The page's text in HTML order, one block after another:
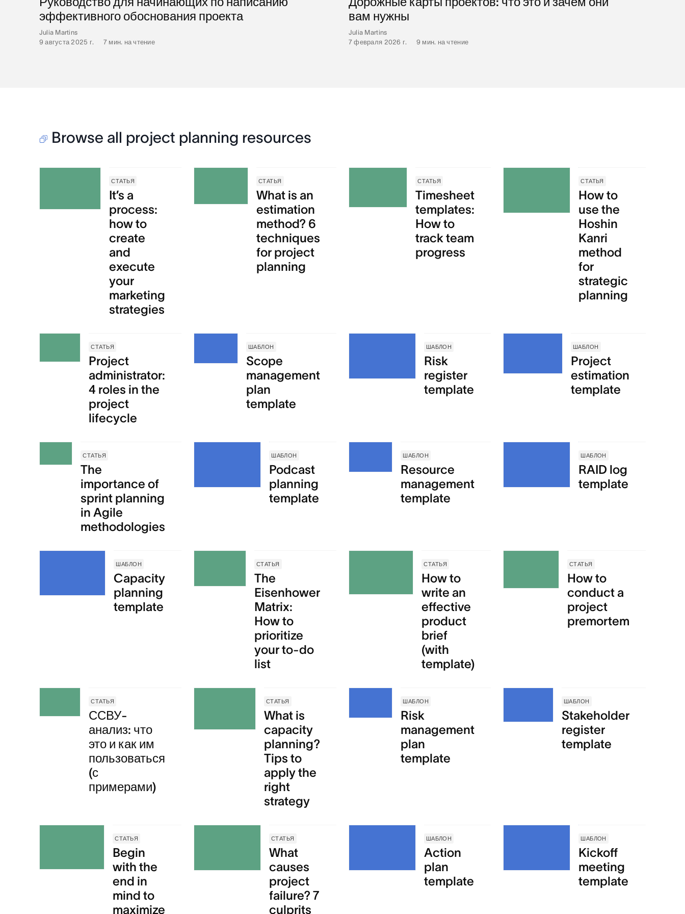
эффективного обоснования проекта
Julia Martins
9 августа 2025 г.
7 мин. на чтение
вам нужны
Julia Martins
7 февраля 2026 г.
9 мин. на чтение
Browse all project planning resources
СТАТЬЯ
It’s a
process:
how to
create
and
execute
your
marketing
strategies
СТАТЬЯ
What is an
estimation
method? 6
techniques
for project
planning
СТАТЬЯ
Timesheet
templates:
How to
track team
progress
СТАТЬЯ
How to
use the
Hoshin
Kanri
method
for
strategic
planning
СТАТЬЯ
Project
administrator:
4 roles in the
project
lifecycle
ШАБЛОН
Scope
management
plan
template
ШАБЛОН
Risk
register
template
ШАБЛОН
Project
estimation
template
СТАТЬЯ
The
importance of
sprint planning
in Agile
methodologies
ШАБЛОН
Podcast
planning
template
ШАБЛОН
Resource
management
template
ШАБЛОН
RAID log
template
ШАБЛОН
Capacity
planning
template
СТАТЬЯ
The
Eisenhower
Matrix:
How to
prioritize
your to-do
list
СТАТЬЯ
How to
write an
effective
product
brief
(with
template)
СТАТЬЯ
How to
conduct a
project
premortem
СТАТЬЯ
ССВУ-
анализ: что
это и как им
пользоваться
(с
примерами)
СТАТЬЯ
What is
capacity
planning?
Tips to
apply the
right
strategy
ШАБЛОН
Risk
management
plan
template
ШАБЛОН
Stakeholder
register
template
СТАТЬЯ
Begin
with the
end in
mind to
maximize
СТАТЬЯ
What
causes
project
failure? 7
culprits
ШАБЛОН
Action
plan
template
ШАБЛОН
Kickoff
meeting
template